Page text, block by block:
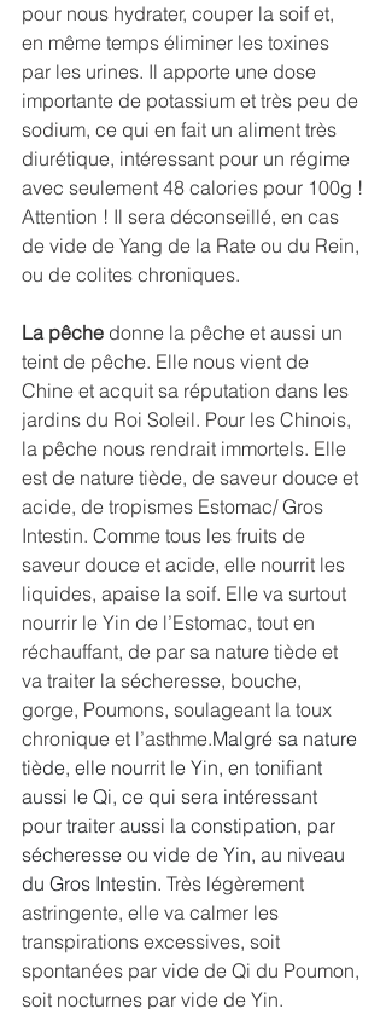
pour nous hydrater, couper la soif et,
en même temps éliminer les toxines
par les urines. Il apporte une dose
importante de potassium et très peu de
sodium, ce qui en fait un aliment très
diurétique, intéressant pour un régime
avec seulement 48 calories pour 100g !
Attention ! Il sera déconseillé, en cas
de vide de Yang de la Rate ou du Rein,
ou de colites chroniques.
La pêche donne la pêche et aussi un
teint de pêche. Elle nous vient de
Chine et acquit sa réputation dans les
jardins du Roi Soleil. Pour les Chinois,
la pêche nous rendrait immortels. Elle
est de nature tiède, de saveur douce et
acide, de tropismes Estomac/ Gros
Intestin. Comme tous les fruits de
saveur douce et acide, elle nourrit les
liquides, apaise la soif. Elle va surtout
nourrir le Yin de l’Estomac, tout en
réchauffant, de par sa nature tiède et
va traiter la sécheresse, bouche,
gorge, Poumons, soulageant la toux
chronique et l’asthme.Malgré sa nature
tiède, elle nourrit le Yin, en tonifiant
aussi le Qi, ce qui sera intéressant
pour traiter aussi la constipation, par
sécheresse ou vide de Yin, au niveau
du Gros Intestin. Très légèrement
astringente, elle va calmer les
transpirations excessives, soit
spontanées par vide de Qi du Poumon,
soit nocturnes par vide de Yin.